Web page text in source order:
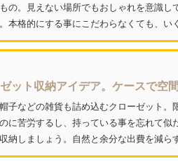
の。見えない場所でもおしゃれを意識
本格的にする事にこだわらなくても、い
ット収納アイデア。ケースで空
子などの雑貨も詰め込むクローゼット
に苦労するし、持っている事を忘れて
納しましょう。自然と余分な出費を減ら